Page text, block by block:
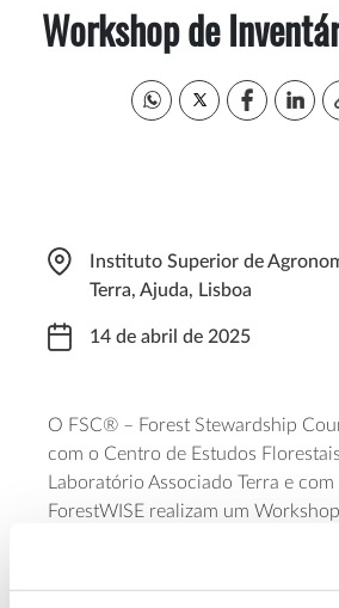
Workshop de
Instituto Superior de
Terra, Ajuda, Lisboa
14 de abril de 2025
O FSC® – Forest Stewardship
com o Centro de Estudos
Laboratório Associado Terra e com
ForestWISE realizam um
técnicas e tecnologias para
florestal. A iniciativa decorre das
abordará o potencial da tecnologia